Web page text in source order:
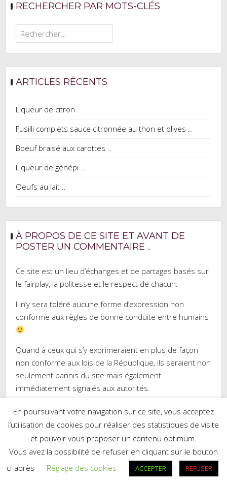
RECHERCHER PAR MOTS-CLÉS
Rechercher :
ARTICLES RÉCENTS
Liqueur de citron
Fusilli complets sauce citronnée au thon et olives ..
Boeuf braisé aux carottes ..
Liqueur de génépi …
Oeufs au lait ..
À PROPOS DE CE SITE ET AVANT DE
POSTER UN COMMENTAIRE ..
Ce site est un lieu d’échanges et de partages basés sur
le fairplay, la politesse et le respect de chacun.
Il n’y sera toléré aucune forme d’expression non
conforme aux règles de bonne conduite entre humains
.
Quand à ceux qui s’y exprimeraient en plus de façon
non conforme aux lois de la République, ils seraient non
seulement bannis du site mais également
immédiatement signalés aux autorités.
Réalisé par WordPress|Thème :Trustedpar UXL Themes
Mes recettes sur Cookpad.fr
En poursuivant votre navigation sur ce site, vous acceptez
l’utilisation de cookies pour réaliser des statistiques de visite
et pouvoir vous proposer un contenu optimum.
Vous avez la possibilité de refuser en cliquant sur le bouton
ci-après
Réglage des cookies ACCEPTER REFUSER